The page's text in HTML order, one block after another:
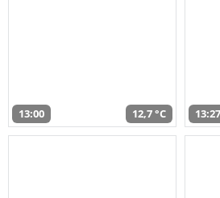
13:00 12,7 °C 13:27